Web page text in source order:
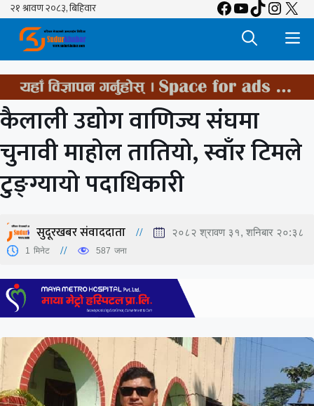
Skip
content
Facebook
YouTube
TikTok
X
कैलाली उद्योग वाणिज्य संघमा
चुनावी माहोल तातियो, स्वाँर टिमले
टुङ्ग्यायो पदाधिकारी
सुदूरखबर संवाददाता २०८२ श्रावण ३१, शनिबार २०:३८
1 मिनेट 587 जना